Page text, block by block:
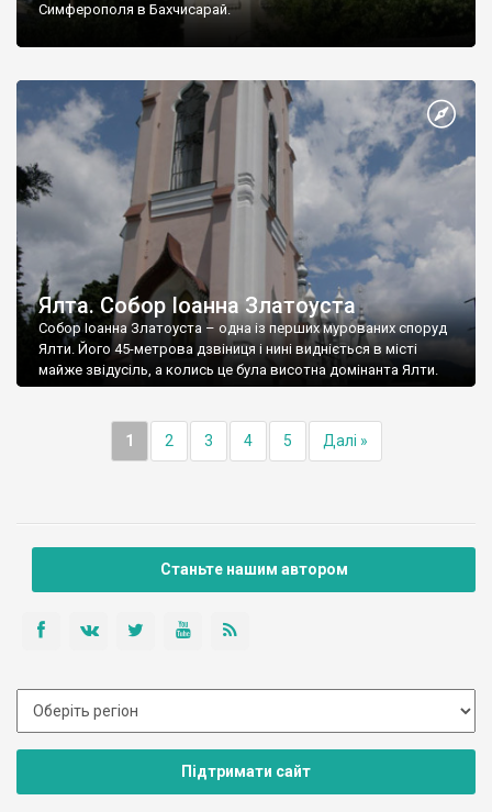
Симферополя в Бахчисарай.
Ялта. Собор Іоанна Златоуста
Собор Іоанна Златоуста – одна із перших мурованих споруд
Ялти. Його 45-метрова дзвіниця і нині видніється в місті
майже звідусіль, а колись це була висотна домінанта Ялти.
1 2 3 4 5 Далі »
Станьте нашим автором
Підтримати сайт